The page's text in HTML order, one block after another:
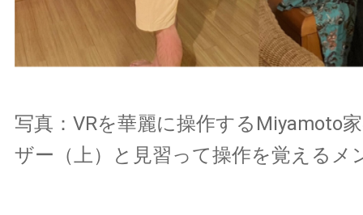
写真：VRを華麗に操作するMiyamoto
ザー（上）と見習って操作を覚えるメ